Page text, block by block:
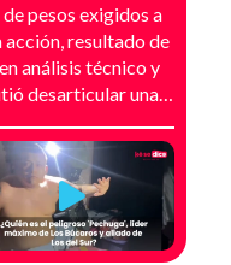
pesos exigidos a
acción, resultado de
análisis técnico y
desarticular una
armados y presión
La
captura, sino con el
a recibir
exigían dinero a